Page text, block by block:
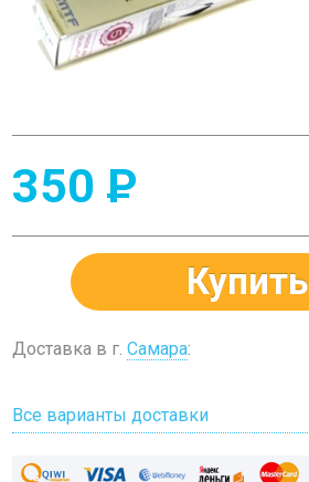
350 P
Купить
Доставка в г.Самара:
Все варианты доставки